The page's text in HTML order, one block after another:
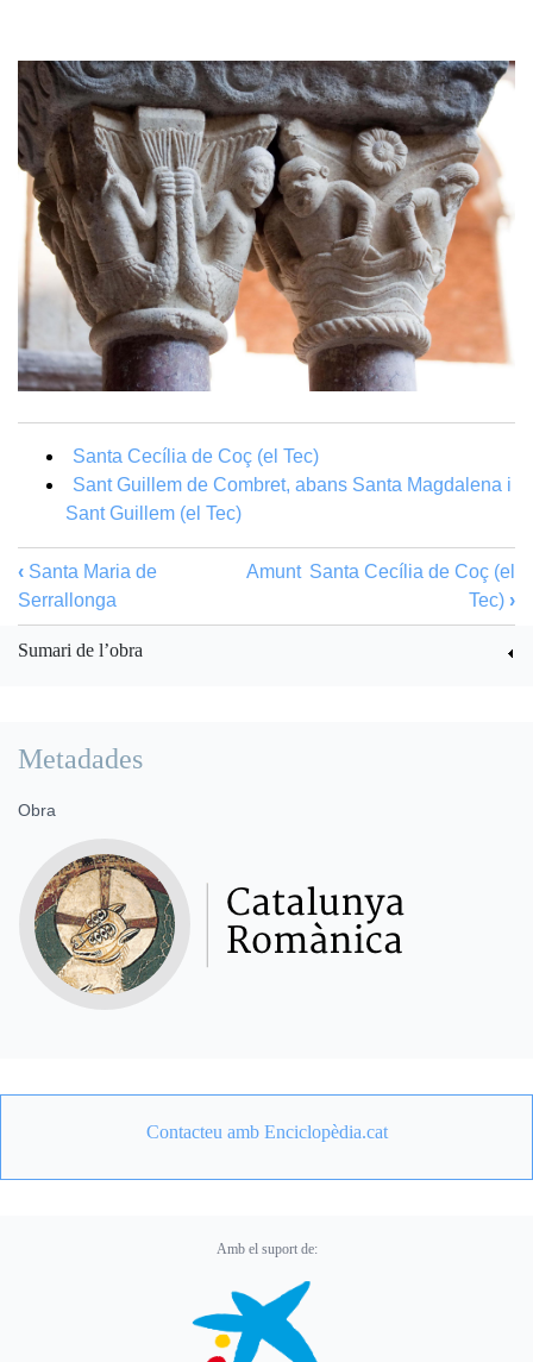
Santa Cecília de Coç (el Tec)
Sant Guillem de Combret, abans Santa Magdalena i
Sant Guillem (el Tec)
‹ Santa Maria de
Serrallonga
Amunt Santa Cecília de Coç (el
Tec) ›
Sumari de l’obra
Metadades
Obra
Contacteu amb Enciclopèdia.cat
Amb el suport de: